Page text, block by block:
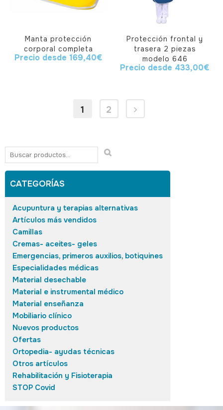
Manta protección
corporal completa
Precio desde 169,40€
Protección frontal y
trasera 2 piezas
modelo 646
Precio desde 433,00€
1 2
CATEGORÍAS
Acupuntura y terapias alternativas
Artículos más vendidos
Camillas
Cremas- aceites- geles
Emergencias, primeros auxilios, botiquines
Especialidades médicas
Material desechable
Material e instrumental médico
Material enseñanza
Mobiliario clínico
Nuevos productos
Ofertas
Ortopedia- ayudas técnicas
Otros artículos
Rehabilitación y Fisioterapia
STOP Covid